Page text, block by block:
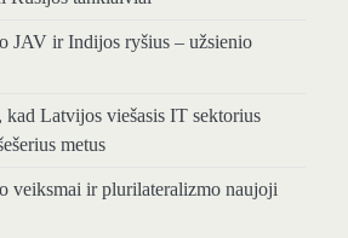
JAV ir Indijos ryšius – užsienio
kad Latvijos viešasis IT sektorius
metus
veiksmai ir plurilateralizmo naujoji